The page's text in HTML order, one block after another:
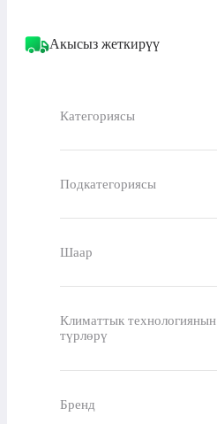
Акысыз жеткирүү
Категориясы
Подкатегориясы
Шаар
Климаттык технологиянын
түрлөрү
Бренд